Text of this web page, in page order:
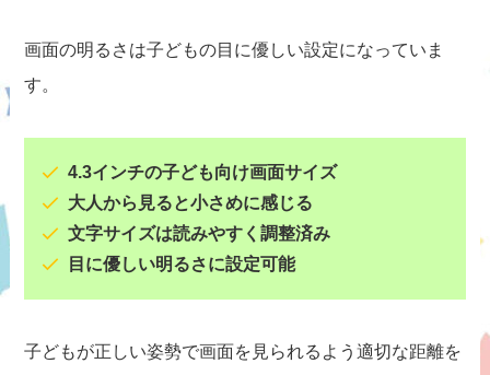
画面の明るさは子どもの目に優しい設定になっていま
す。
4.3インチの子ども向け画面サイズ
大人から見ると小さめに感じる
文字サイズは読みやすく調整済み
目に優しい明るさに設定可能
子どもが正しい姿勢で画面を見られるよう適切な距離を